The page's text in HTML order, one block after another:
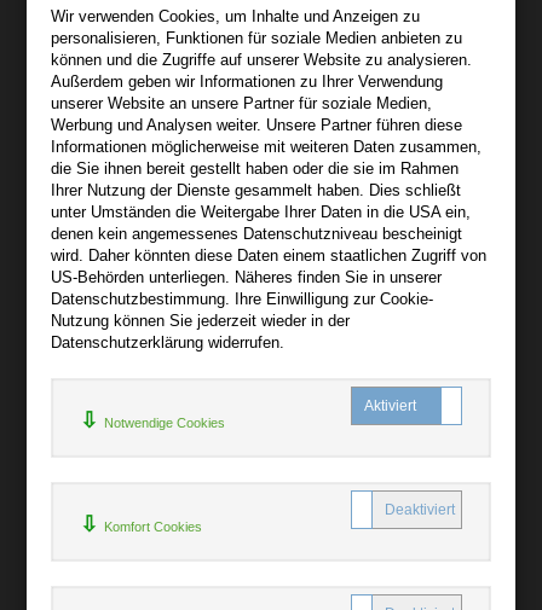
audiooo.net
Lindenthaler Straße 15
04155 Leipzig
Wir sind gerne für Sie persönlich da.
Über audiooo.net
AGB
Impressum
Widerruf
Datenschutz
Bibliotheksrabatt
MARC21-Datenimport
Wir verwenden Cookies, um Inhalte und Anzeigen zu
personalisieren, Funktionen für soziale Medien anbieten zu
können und die Zugriffe auf unserer Website zu analysieren.
Außerdem geben wir Informationen zu Ihrer Verwendung
unserer Website an unsere Partner für soziale Medien,
Werbung und Analysen weiter. Unsere Partner führen diese
Informationen möglicherweise mit weiteren Daten zusammen,
die Sie ihnen bereit gestellt haben oder die sie im Rahmen
Ihrer Nutzung der Dienste gesammelt haben. Dies schließt
unter Umständen die Weitergabe Ihrer Daten in die USA ein,
denen kein angemessenes Datenschutzniveau bescheinigt
wird. Daher könnten diese Daten einem staatlichen Zugriff von
US-Behörden unterliegen. Näheres finden Sie in unserer
Datenschutzbestimmung. Ihre Einwilligung zur Cookie-
Nutzung können Sie jederzeit wieder in der
Datenschutzerklärung widerrufen.
Notwendige Cookies
Komfort Cookies